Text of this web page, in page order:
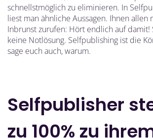
schnellstmöglich zu eliminieren. In
liest man ähnliche Aussagen. Ihnen allen
Inbrunst zurufen: Hört endlich auf damit!
keine Notlösung. Selfpublishing ist die
sage euch auch, warum.
Selfpublisher
zu 100% zu